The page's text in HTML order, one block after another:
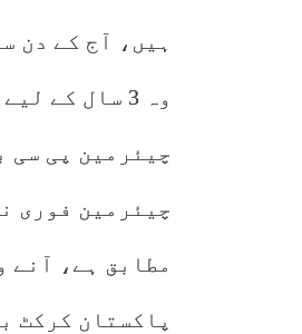
ہیں، آج کے دن
وہ 3 سال
چیئرمین پی سی
چیئرمین فوری
مطابق ہے، آنے
پاکستان کرکٹ